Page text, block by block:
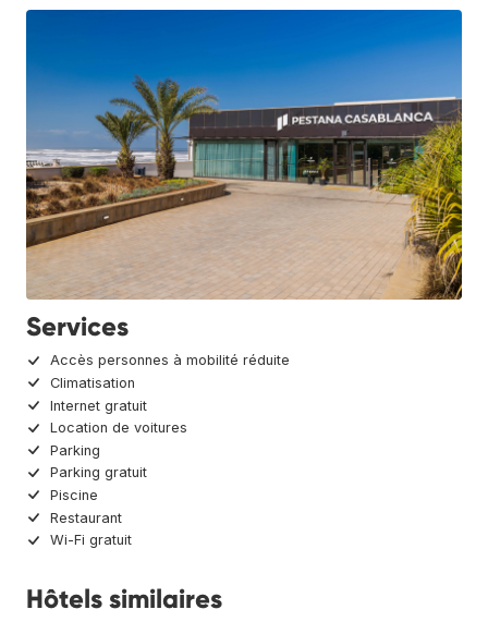
Services
Accès personnes à mobilité réduite
Climatisation
Internet gratuit
Location de voitures
Parking
Parking gratuit
Piscine
Restaurant
Wi-Fi gratuit
Hôtels similaires